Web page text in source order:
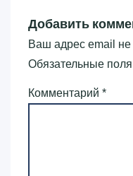
Добавить
Ваш адрес email не
Обязательные
Комментарий *